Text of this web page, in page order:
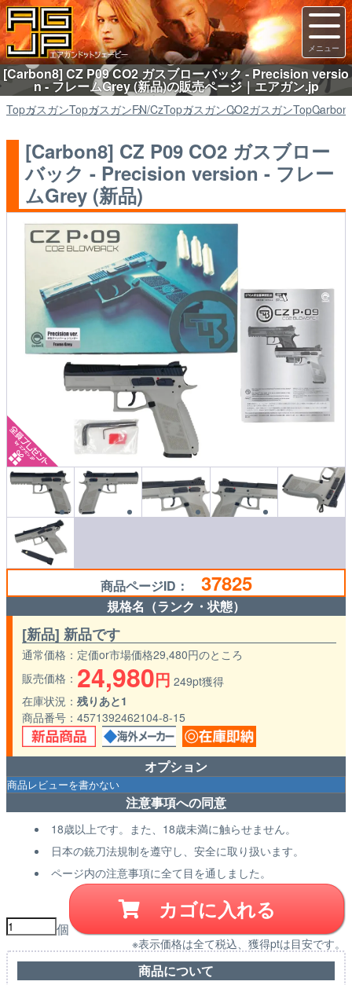
[Carbon8] CZ P09 CO2 ガスブローバック - Precision versio
n - フレームGrey (新品)の販売ページ｜エアガン.jp
TopガスガンTopガスガンFN/CzTopガスガンCO2ガスガンTop
[Carbon8] CZ P09 CO2 ガスブロー
バック - Precision version - フレー
ムGrey (新品)
商品ページID： 37825
規格名（ランク・状態）
[新品] 新品です
通常価格
定価or市場価格29,480円のところ
販売価格
24,980円 249pt獲得
在庫状況
残りあと1
商品番号
4571392462104-8-15
オプション
注意事項への同意
18歳以上です。また、18歳未満に触らせません。
日本の銃刀法規制を遵守し、安全に取り扱います。
ページ内の注意事項に全て目を通しました。
個
カゴに入れる
※表示価格は全て税込、獲得ptは目安です。
商品について